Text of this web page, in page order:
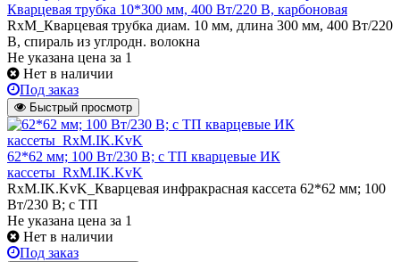
Кварцевая трубка 10*300 мм, 400 Вт/220 В, карбоновая
RxM_Кварцевая трубка диам. 10 мм, длина 300 мм, 400 Вт/220
В, спираль из углродн. волокна
Не указана цена за 1
Нет в наличии
Под заказ
Быстрый просмотр
62*62 мм; 100 Вт/230 В; с ТП кварцевые ИК
кассеты_RxM.IK.KvK
RxM.IK.KvK_Кварцевая инфракрасная кассета 62*62 мм; 100
Вт/230 В; с ТП
Не указана цена за 1
Нет в наличии
Под заказ